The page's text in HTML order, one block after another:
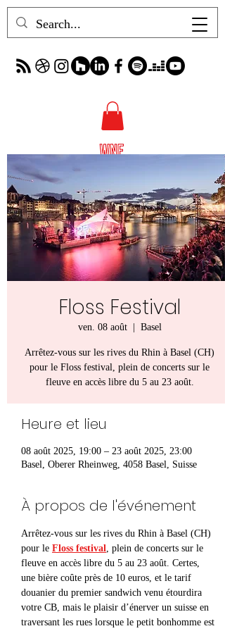
Floss Festival
ven. 08 août
  |
Basel
Arrêtez-vous sur les rives du Rhin à Basel (CH)
pour le Floss festival, plein de concerts sur le
fleuve en accès libre du 5 au 23 août.
Heure et lieu
08 août 2025, 19:00 – 23 août 2025, 23:00
Basel, Oberer Rheinweg, 4058 Basel, Suisse
À propos de l'événement
Arrêtez-vous sur les rives du Rhin à Basel (CH)
pour le Floss festival , plein de concerts sur le
fleuve en accès libre du 5 au 23 août. Certes,
une bière coûte près de 10 euros, et le tarif
douanier du premier sandwich venu étourdira
votre CB, mais le plaisir d’énerver un suisse en
traversant les rues lorsque le petit bonhomme est